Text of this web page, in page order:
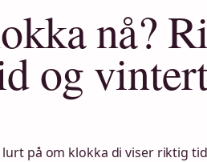
nå?
og
på om klokka di viser riktig